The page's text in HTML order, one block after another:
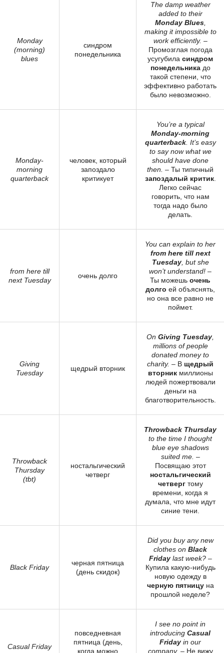
Monday
(morning)
blues
синдром
понедельника
The damp weather
added to their
Monday Blues,
making it impossible to
work efficiently. –
Промозглая погода
усугубила синдром
понедельникадо
такой степени, что
эффективно работать
было невозможно.
Monday-
morning
quarterback
человек, который
запоздало
критикует
You’re a typical
Monday-morning
quarterback. It’s easy
to say now what we
should have done
then. – Ты типичный
запоздалый критик.
Легко сейчас
говорить, что нам
тогда надо было
делать.
from here till
next Tuesday
очень долго
You can explain to her
from here till next
Tuesday, but she
won’t understand! –
Ты можешь очень
долго ей объяснять,
но она все равно не
поймет.
Giving
Tuesday
щедрый вторник
On Giving Tuesday
millions of people
donated money to
charity. – В щедрый
вторникмиллионы
людей пожертвовали
деньги на
благотворительность.
Throwback
Thursday
(tbt)
ностальгический
четверг
Throwback Thursday
to the time I thought
blue eye shadows
suited me. –
Посвящаю этот
ностальгический
четвергтому
времени, когда я
думала, что мне идут
синие тени.
Black Friday
черная пятница
(день скидок)
Did you buy any new
clothes on Black
Fridaylast week?–
Купила какую-нибудь
новую одежду в
черную пятницуна
прошлой неделе?
Casual Friday
повседневная
пятница (день,
когда можно
I see no point in
introducing Casual
Friday in our
company. – Не вижу